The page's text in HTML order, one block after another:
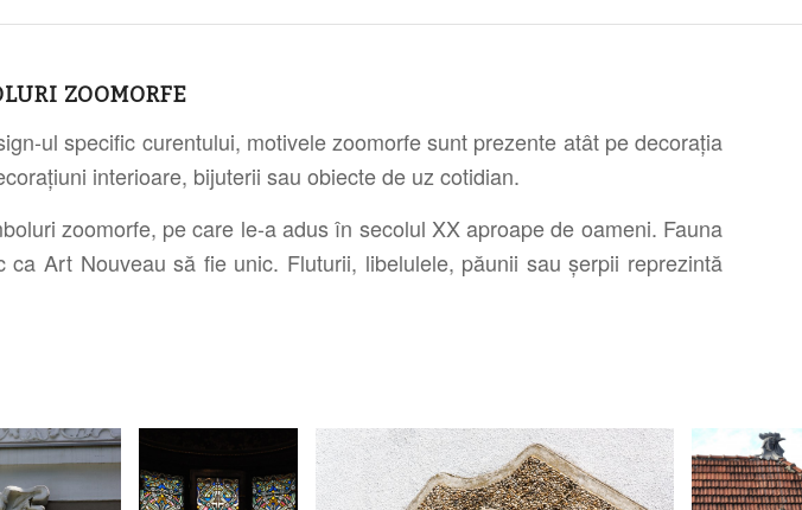
ZOOMORFE
ul specific curentului, motivele zoomorfe sunt prezente atât pe decorația
interioare, bijuterii sau obiecte de uz cotidian.
zoomorfe, pe care le-a adus în secolul XX aproape de oameni. Fauna
Art Nouveau să fie unic. Fluturii, libelulele, păunii sau șerpii reprezintă